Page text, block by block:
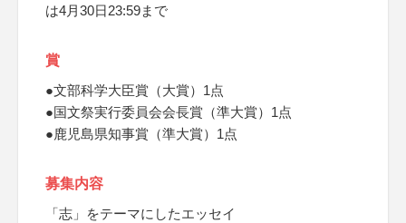
は4月30日23:59まで
賞
●文部科学大臣賞（大賞）1点
●国文祭実行委員会会長賞（準大賞）1点
●鹿児島県知事賞（準大賞）1点
募集内容
「志」をテーマにしたエッセイ